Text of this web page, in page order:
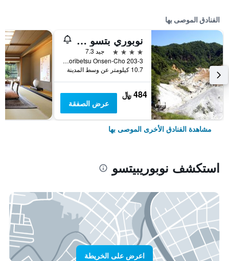
الفنادق الموصى بها
نوبوري بتسو سيكي سويتي
4 نجوم
جيد 7.3
203-3 Noboribetsu Onsen-Cho, نوبوريبيتسو, اليابان
10.7 كيلومتر عن وسط المدينة
484 ﷼
عرض الصفقة
مشاهدة الفنادق الأخرى الموصى بها
استكشف نوبوريبيتسو
اعرض على الخريطة